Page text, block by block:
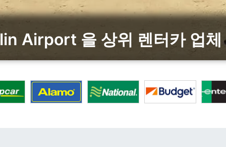
Airport 을 상위 렌터카 업체